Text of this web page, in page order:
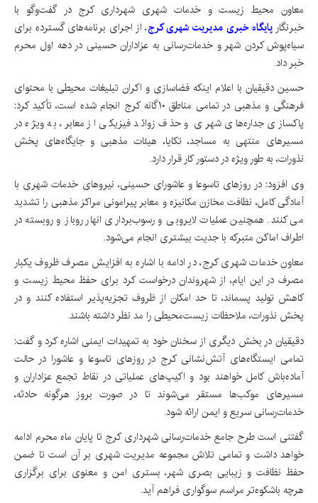
معاون محیط زیست و خدمات شهری شهرداری کرج در گفت‌وگو با
خبرنگار پایگاه خبری مدیریت شهری کرج، از اجرای برنامه‌های گسترده برای
سیاه‌پوش کردن شهر و خدمات‌رسانی به عزاداران حسینی در دهه اول محرم
خبر داد.
حسین دقیقیان با اعلام اینکه فضاسازی و اکران تبلیغات محیطی با محتوای
فرهنگی و مذهبی در تمامی مناطق ۱۰گانه کرج انجام شده است، تأکید کرد:
پاکسازی جداره‌های شهری و حذف زوائد فیزیکی از معابر، به ویژه در
مسیرهای منتهی به مساجد، تکایا، هیئات مذهبی و جایگاه‌های پخش
نذورات، به طور ویژه در دستور کار قرار دارد.
وی افزود: در روزهای تاسوعا و عاشورای حسینی، نیروهای خدمات شهری با
آمادگی کامل، نظافت مخازن مکانیزه و معابر پیرامونی مراکز مذهبی را تشدید
می کنند. همچنین عملیات لایروبی و رسوب‌برداری انهار روباز و روبسته در
اطراف اماکن متبرکه با جدیت بیشتری انجام می‌شود.
معاون خدمات شهری کرج، در ادامه با اشاره به افزایش مصرف ظروف یکبار
مصرف در این ایام، از شهروندان درخواست کرد برای حفظ محیط زیست و
کاهش تولید پسماند، تا حد امکان از ظروف تجزیه‌پذیر استفاده کنند و در
پخش نذورات، ملاحظات زیست‌محیطی را مد نظر داشته باشند.
دقیقیان در بخش دیگری از سخنان خود به تمهیدات ایمنی اشاره کرد و گفت:
تمامی ایستگاه‌های آتش‌نشانی کرج در روزهای تاسوعا و عاشورا در حالت
آماده‌باش کامل خواهند بود و اکیپ‌های عملیاتی در نقاط تجمع عزاداران و
مسیرهای موکب‌ها مستقر می‌شوند تا در صورت بروز هرگونه حادثه،
خدمات‌رسانی سریع و ایمن ارائه شود.
گفتنی است طرح جامع خدمات‌رسانی شهرداری کرج تا پایان ماه محرم ادامه
خواهد داشت و تمامی تلاش مجموعه مدیریت شهری بر آن است تا ضمن
حفظ نظافت و زیبایی بصری شهر، بستری امن و معنوی برای برگزاری
هرچه باشکوه‌تر مراسم سوگواری فراهم آید.